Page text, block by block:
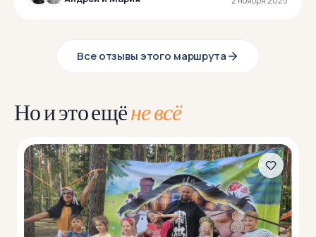
Все отзывы этого маршрута
Но и это ещёне всё